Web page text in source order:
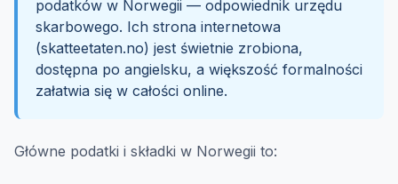
podatków w Norwegii — odpowiednik urzędu
skarbowego. Ich strona internetowa
(skatteetaten.no) jest świetnie zrobiona,
dostępna po angielsku, a większość formalności
załatwia się w całości online.
Główne podatki i składki w Norwegii to: